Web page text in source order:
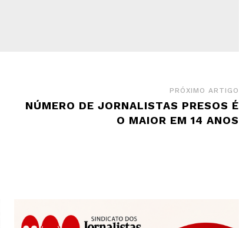
PRÓXIMO ARTIGO
NÚMERO DE JORNALISTAS PRESOS É
O MAIOR EM 14 ANOS